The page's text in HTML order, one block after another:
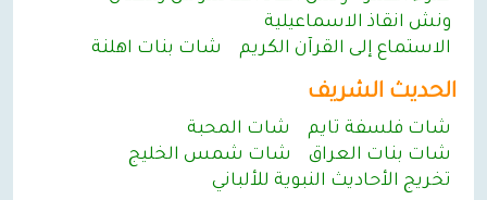
ونش انقاذ الاسماعيلية
الاستماع إلى القرآن الكريم
شات بنات اهلنة
الحديث الشريف
شات فلسفة تايم
شات المحبة
شات بنات العراق
شات شمس الخليج
تخريج الأحاديث النبوية للألباني